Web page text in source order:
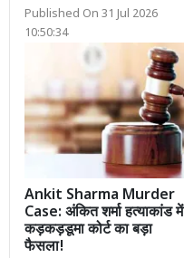
Published On 31 Jul 2026
10:50:34
Ankit Sharma Murder
Case: अंकित शर्मा हत्याकांड में
कड़कड़डूमा कोर्ट का बड़ा
फैसला!